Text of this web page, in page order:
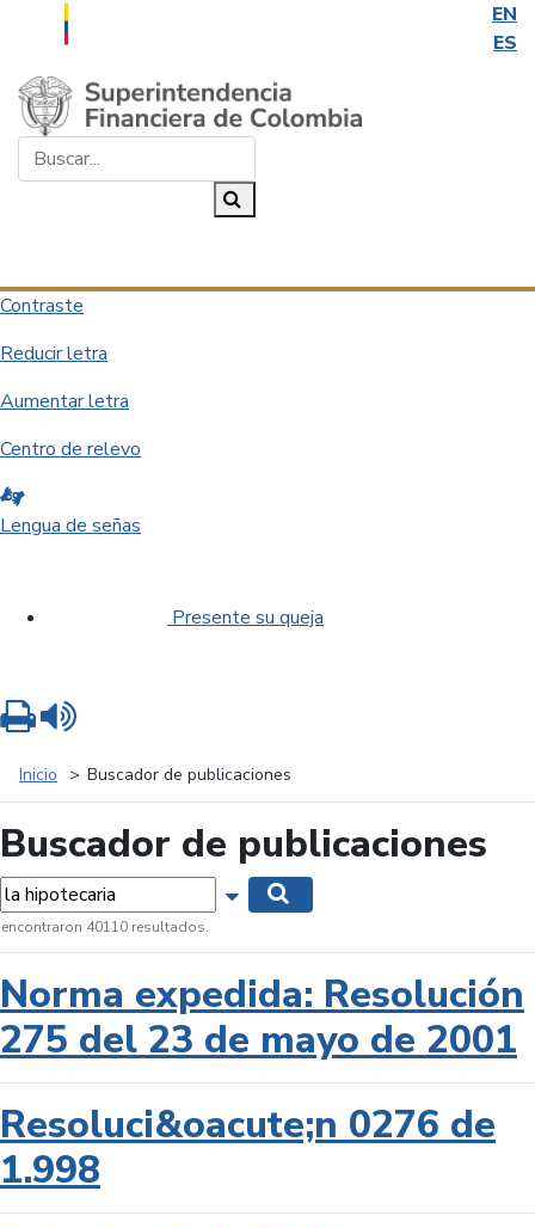
EN
ES
Saltar al contenido principal
Contraste
Reducir letra
Aumentar letra
Centro de relevo
Lengua de señas
Presente su queja
Inicio Buscador de publicaciones
Buscador de publicaciones
Mostrar opciones de búsqueda
encontraron 40110 resultados.
Norma expedida: Resolución
275 del 23 de mayo de 2001
Resoluci&oacute;n 0276 de
1.998
Imprimir